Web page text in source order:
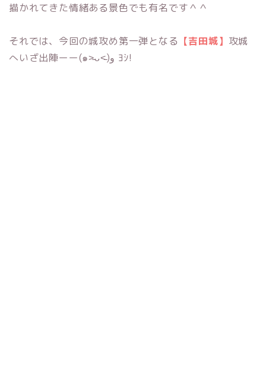
描かれてきた情緒ある景色でも有名です＾＾
それでは、今回の城攻め第一弾となる 【吉田城】 攻城
へいざ出陣ーー(๑˃̵ᴗ˂̵)و ﾖｼ!